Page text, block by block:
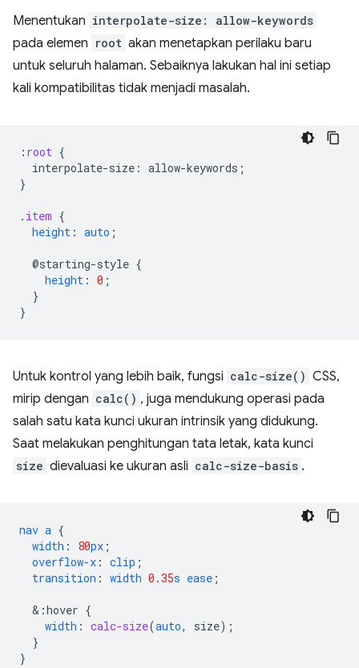
Menentukan interpolate-size: allow-keywords
pada elemen root akan menetapkan perilaku baru
untuk seluruh halaman. Sebaiknya lakukan hal ini setiap
kali kompatibilitas tidak menjadi masalah.
: root {
interpolate-size : allow-keywords ;
}
. item {
height : auto ;
@starting-style {
height : 0 ;
}
}
Untuk kontrol yang lebih baik, fungsi calc-size() CSS,
mirip dengan calc() , juga mendukung operasi pada
salah satu kata kunci ukuran intrinsik yang didukung.
Saat melakukan penghitungan tata letak, kata kunci
size dievaluasi ke ukuran asli calc-size-basis .
nav a {
width : 80px ;
overflow-x : clip ;
transition : width 0.35s ease ;
& :hover {
width : calc-size(auto, size);
}
}